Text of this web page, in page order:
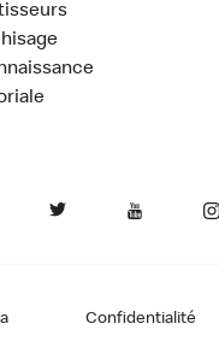
Confidentialité